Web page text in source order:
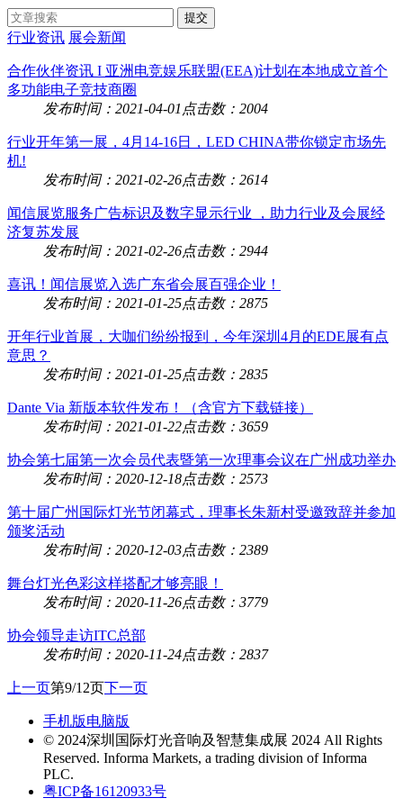
行业资讯 展会新闻
合作伙伴资讯 I 亚洲电竞娱乐联盟(EEA)计划在本地成立首个
多功能电子竞技商圈
发布时间：2021-04-01 点击数：2004
行业开年第一展，4月14-16日，LED CHINA带你锁定市场先
机!
发布时间：2021-02-26点击数：2614
闻信展览服务广告标识及数字显示行业 ，助力行业及会展经
济复苏发展
发布时间：2021-02-26点击数：2944
喜讯！闻信展览入选广东省会展百强企业！
发布时间：2021-01-25点击数：2875
开年行业首展，大咖们纷纷报到，今年深圳4月的EDE展有点
意思？
发布时间：2021-01-25点击数：2835
Dante Via 新版本软件发布！（含官方下载链接）
发布时间：2021-01-22点击数：3659
协会第七届第一次会员代表暨第一次理事会议在广州成功举办
发布时间：2020-12-18点击数：2573
第十届广州国际灯光节闭幕式，理事长朱新村受邀致辞并参加
颁奖活动
发布时间：2020-12-03点击数：2389
舞台灯光色彩这样搭配才够亮眼！
发布时间：2020-11-26点击数：3779
协会领导走访ITC总部
发布时间：2020-11-24点击数：2837
上一页第9/12页下一页
手机版电脑版
© 2024深圳国际灯光音响及智慧集成展 2024 All Rights
Reserved. Informa Markets, a trading division of Informa
PLC.
粤ICP备16120933号